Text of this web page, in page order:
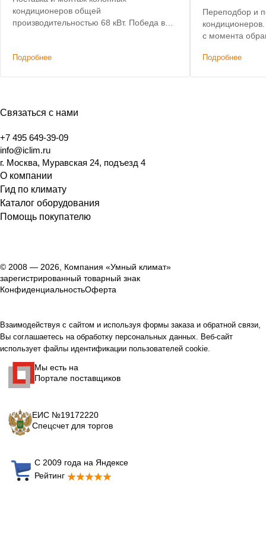
кондиционеров общей
производительностью 68 кВт. Победа в
оборудование.
Подробнее
Переподбор и
кондиционеров. Срок исполнения: 3
с момента
Подробнее
Связаться с нами
+7 495 649-39-09
info@iclim.ru
г. Москва, Муравская 24, подъезд 4
О компании
Гид по климату
Каталог оборудования
Помощь покупателю
© 2008 — 2026, Компания «Умный климат»
зарегистрированный товарный знак
КонфиденциальностьОферта
Взаимодействуя с сайтом и используя формы заказа и обратной связи,
Вы соглашаетесь на обработку персональных данных. Веб-сайт
использует файлы идентификации пользователей cookie.
Мы есть на
Портале поставщиков
ЕИС №19172220
Спецсчет для торгов
С 2009 года на Яндексе
Рейтинг